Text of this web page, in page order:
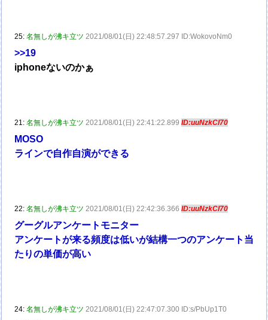
25:名無しが沸キ立ツ 2021/08/01(日) 22:48:57.297 ID:WokovoNm0
>>19
iphoneないのかぁ
21:名無しが沸キ立ツ 2021/08/01(日) 22:41:22.899ID:uuNzkCI70
MOSO
ラインで自作自演ができる
22:名無しが沸キ立ツ 2021/08/01(日) 22:42:36.366ID:uuNzkCI70
グーグルアンケートモニター
アンケートが来る頻度は低いが結構一つのアンケート当
たりの単価が高い
24:名無しが沸キ立ツ 2021/08/01(日) 22:47:07.300 ID:s/PbUp1T0